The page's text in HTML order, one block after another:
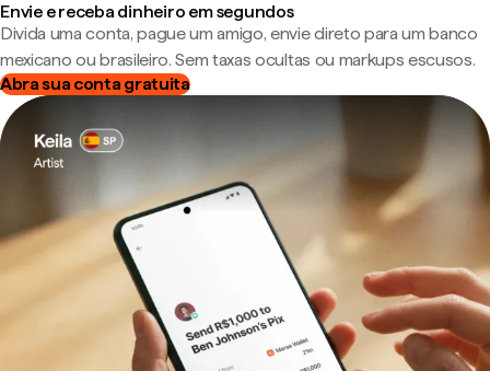
Envie e receba dinheiro em segundos
Divida uma conta, pague um amigo, envie direto para um banco
mexicano ou brasileiro. Sem taxas ocultas ou markups escusos.
Abra sua conta gratuita